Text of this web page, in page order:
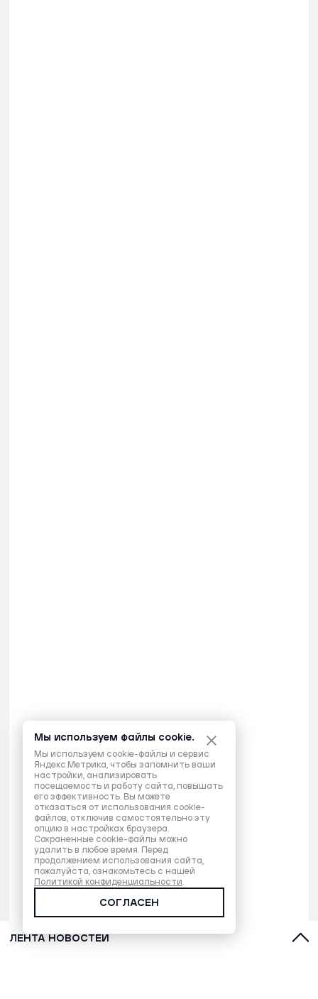
ЛЕНТА НОВОСТЕЙ
Мы используем файлы cookie.
Мы используем cookie-файлы и сервис
Яндекс.Метрика, чтобы запомнить ваши
настройки, анализировать
посещаемость и работу сайта, повышать
его эффективность. Вы можете
отказаться от использования cookie-
файлов, отключив самостоятельно эту
опцию в настройках браузера.
Сохраненные cookie-файлы можно
удалить в любое время. Перед
продолжением использования сайта,
пожалуйста, ознакомьтесь с нашей
Политикой конфиденциальности.
СОГЛАСЕН